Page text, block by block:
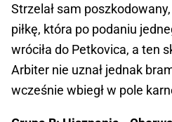
Strzelał sam
piłkę, która po podaniu
wróciła do Petkovica, a ten
Arbiter nie uznał jednak
wcześnie wbiegł w pole